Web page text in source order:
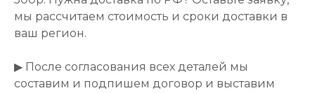
мы рассчитаем стоимость и сроки доставки в
ваш регион.
▶ После согласования всех деталей мы
составим и подпишем договор и выставим